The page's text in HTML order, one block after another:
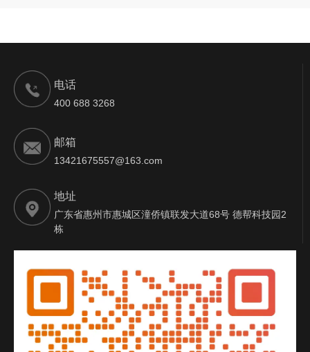
电话
400 688 3268
邮箱
13421675557@163.com
地址
广东省惠州市惠城区潼侨镇联发大道68号 德帮科技园2
栋